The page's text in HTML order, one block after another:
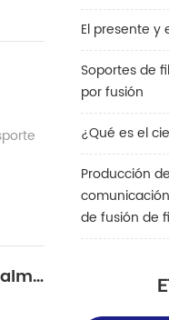
El presente y
Soportes de
por fusión
¿Qué es el
Producción
de fusión de
El punto clave más pasado por alto durante la producción de láser de fibra óptica: empalmador de fusión LDF